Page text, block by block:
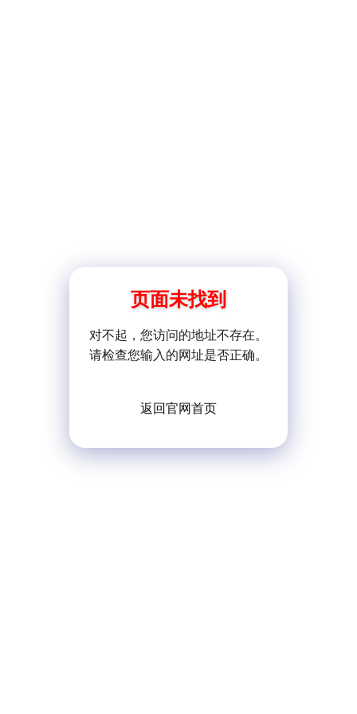
页面未找到
对不起，您访问的地址不存在。
请检查您输入的网址是否正确。
返回官网首页